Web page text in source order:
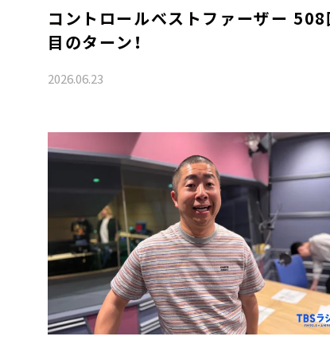
コントロールベストファーザー 508
目のターン！
2026.06.23